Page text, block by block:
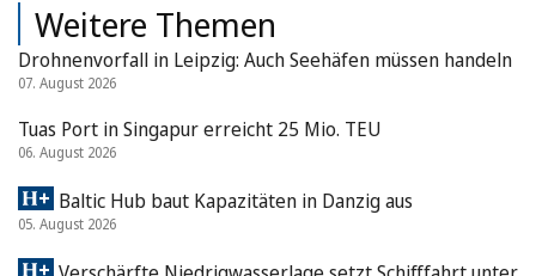
Weitere Themen
Drohnenvorfall in Leipzig: Auch Seehäfen müssen handeln
07. August 2026
Tuas Port in Singapur erreicht 25 Mio. TEU
06. August 2026
Baltic Hub baut Kapazitäten in Danzig aus
05. August 2026